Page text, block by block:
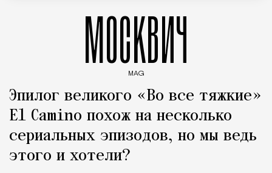
МОСКВИЧ
MAG
Эпилог великого «Во все тяжкие»
El Camino похож на несколько
сериальных эпизодов, но мы ведь
этого и хотели?